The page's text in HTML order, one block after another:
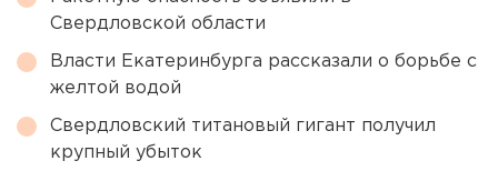
Свердловской области
Власти Екатеринбурга рассказали о борьбе с
желтой водой
Свердловский титановый гигант получил
крупный убыток